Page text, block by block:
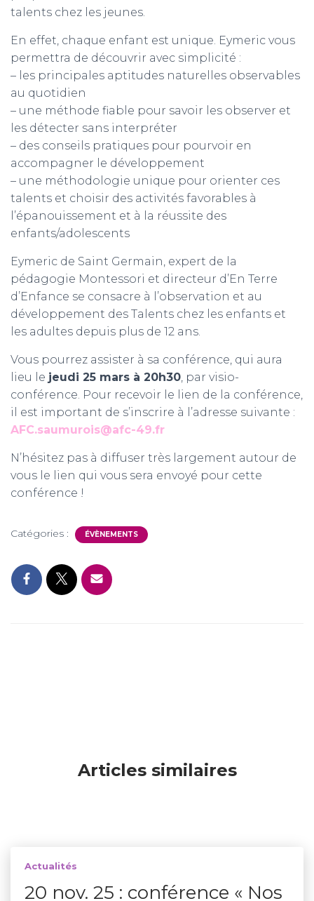
talents chez les jeunes.
En effet, chaque enfant est unique. Eymeric vous
permettra de découvrir avec simplicité :
– les principales aptitudes naturelles observables
au quotidien
– une méthode fiable pour savoir les observer et
les détecter sans interpréter
– des conseils pratiques pour pourvoir en
accompagner le développement
– une méthodologie unique pour orienter ces
talents et choisir des activités favorables à
l’épanouissement et à la réussite des
enfants/adolescents
Eymeric de Saint Germain, expert de la
pédagogie Montessori et directeur d’En Terre
d’Enfance se consacre à l’observation et au
développement des Talents chez les enfants et
les adultes depuis plus de 12 ans.
Vous pourrez assister à sa conférence, qui aura
lieu le jeudi 25 mars à 20h30, par visio-
conférence. Pour recevoir le lien de la conférence,
il est important de s’inscrire à l’adresse suivante :
AFC.saumurois@afc-49.fr
N’hésitez pas à diffuser très largement autour de
vous le lien qui vous sera envoyé pour cette
conférence !
Catégories : ÉVÈNEMENTS
Articles similaires
Actualités
20 nov. 25 : conférence « Nos